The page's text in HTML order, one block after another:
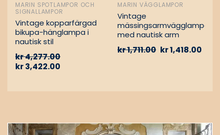
MARIN SPOTLAMPOR OCH
SIGNALLAMPOR
Vintage kopparfärgad
bikupa-hänglampa i
nautisk stil
kr4,277.00
kr3,422.00
MARIN VÄGGLAMPOR
Vintage
mässingsarmvägglampa
med nautisk arm
kr1,711.00 kr1,418.00